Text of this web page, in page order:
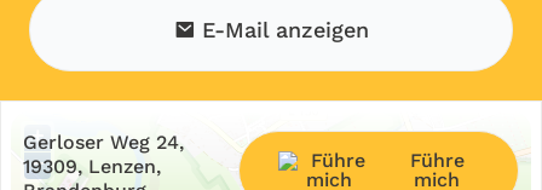
E-Mail anzeigen
+
−
Gerloser Weg 24,
19309, Lenzen,
Führe
mich